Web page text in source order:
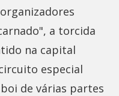
a torcida
na capital
especial
de várias partes